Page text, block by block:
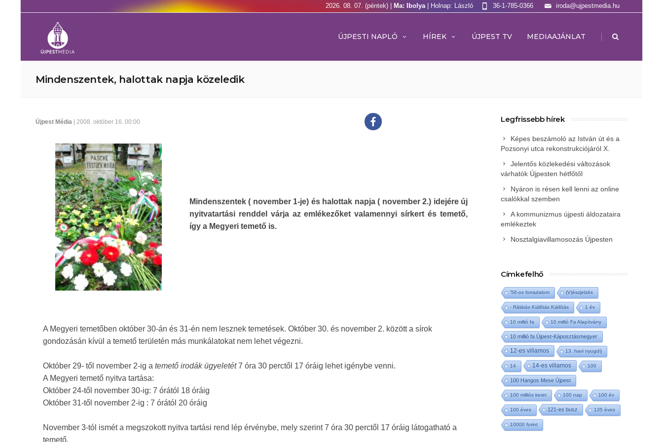
2026. 08. 07. (péntek) | Ma: Ibolya | Holnap: László iroda@ujpestmedia.hu
36-1-785-0366
ÚJPESTI NAPLÓ HÍREK ÚJPEST TV MEDIAAJÁNLAT |
Mindenszentek, halottak napja közeledik
Újpest Média | 2008. október 16. 00:00
Mindenszentek ( november 1-je) és halottak napja ( november 2.) idejére új
nyitvatartási renddel várja az emlékezőket valamennyi sírkert és temető,
így a Megyeri temető is.
A Megyeri temetőben október 30-án és 31-én nem lesznek temetések. Október 30. és november 2. között a sírok
gondozásán kívül a temető területén más munkálatokat nem lehet végezni.
Október 29- től november 2-ig a temető irodák ügyeletét7 óra 30 perctől 17 óráig lehet igénybe venni.
A Megyeri temető nyitva tartása:
Október 24-től november 30-ig: 7 órától 18 óráig
Október 31-től november 2-ig : 7 órától 20 óráig
November 3-tól ismét a megszokott nyitva tartási rend lép érvénybe, mely szerint 7 óra 30 perctől 17 óráig látogatható a
temető.
Legfrissebb hírek
Képes beszámoló az István út és a
Pozsonyi utca rekonstrukciójáról X.
Jelentős közlekedési változások
várhatók Újpesten hétfőtől
Nyáron is résen kell lenni az online
csalókkal szemben
A kommunizmus újpesti áldozataira
emlékeztek
Nosztalgiavillamosozás Újpesten
Címkefelhő
'56-os forradalom (V)észjelzés
- Rálátás Kiállítás Kiállítás 1 év
10 millió fa 10 millió Fa Alapítvány
10 millió fa Újpest-Káposztásmegyer
12-es villamos 13. havi nyugdíj
14 14-es villamos 100
100 Hangos Mese Újpest
100 milliós keret 100 nap 100 év
100 éves 121-es busz 135 éves
10000 forint